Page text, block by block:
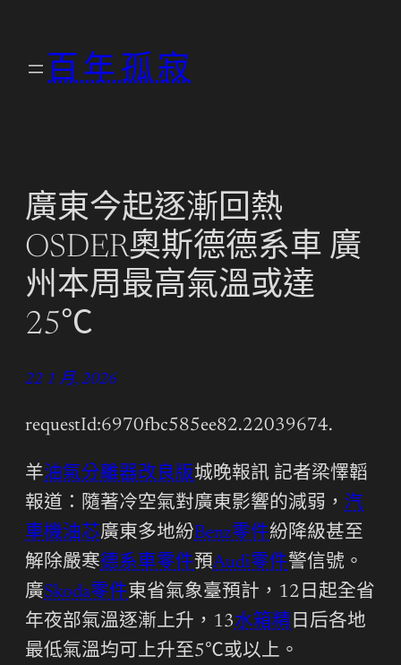
百年孤寂
廣東今起逐漸回熱
OSDER奧斯德德系車 廣
州本周最高氣溫或達
25℃
22 1 月, 2026
requestId:6970fbc585ee82.22039674.
羊油氣分離器改良版城晚報訊 記者梁懌韜
報道：隨著冷空氣對廣東影響的減弱， 汽
車機油芯廣東多地紛Benz零件紛降級甚至
解除嚴寒德系車零件預Audi零件警信號。
廣Skoda零件東省氣象臺預計，12日起全省
年夜部氣溫逐漸上升，13水箱精 日后各地
最低氣溫均可上升至5℃或以上。